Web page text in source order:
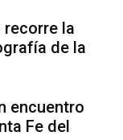
recorre la
de la
encuentro
Fe del